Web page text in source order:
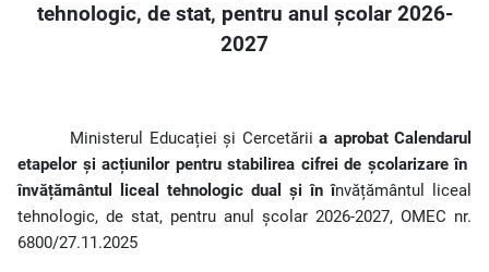
tehnologic, de stat, pentru anul școlar 2026-
2027
Ministerul Educației și Cercetării a aprobat Calendarul
etapelor și acțiunilor pentru stabilirea cifrei de școlarizare în
învățământul liceal tehnologic dual și în învățământul liceal
tehnologic, de stat, pentru anul școlar 2026-2027, OMEC nr.
6800/27.11.2025